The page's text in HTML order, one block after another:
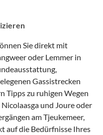
Sie direkt mit
oder Lemmer in
Gassistrecken
Tipps zu ruhigen Wegen
und Joure oder
am Tjeukemeer,
auf die Bedürfnisse Ihres